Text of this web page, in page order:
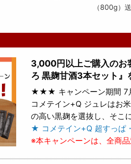
（800g）
3,000円以上ご購入のお
ろ 黒麹甘酒3本セット』
★★★ キャンペーン期間 7
コメテイン+Q ジュレはお
の高い黒麹を選抜し、そこ
★ コメテイン+Q 超すっぱ
※本キャンペーンは、全商